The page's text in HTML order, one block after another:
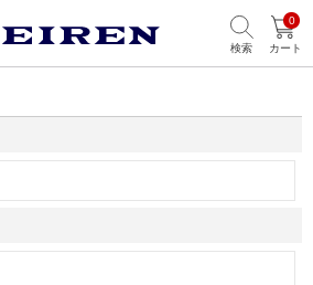
検索
0
カート